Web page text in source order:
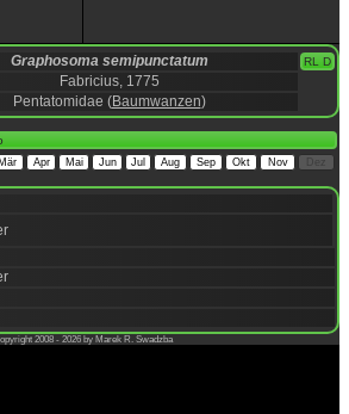
Graphosoma semipunctatum
RL D
Fabricius, 1775
Pentatomidae (Baumwanzen)
Mär Apr Mai Jun Jul Aug Sep Okt Nov Dez
2008 - 2026 by Marek R. Swadzba